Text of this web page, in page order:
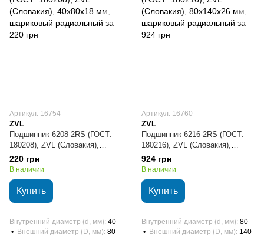
Артикул: 16754
ZVL
Подшипник 6208-2RS (ГОСТ:
180208), ZVL (Словакия),
40х80х18 мм, шариковый
радиальный
220 грн
В наличии
Купить
Внутренний диаметр (d, мм) 40
Внешний диаметр (D, мм) 80
Артикул: 16760
ZVL
Подшипник 6216-2RS (ГОСТ:
180216), ZVL (Словакия),
80х140х26 мм, шариковый
радиальный
924 грн
В наличии
Купить
Внутренний диаметр (d, мм) 80
Внешний диаметр (D, мм) 140